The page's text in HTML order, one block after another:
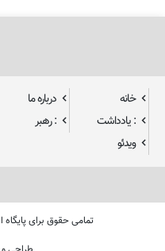
خانه درباره ما
: یادداشت
: رهبر
ویدئو
تمامی حقوق برای